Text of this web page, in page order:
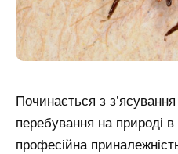
Починається з з’ясування
перебування на природі
професійна